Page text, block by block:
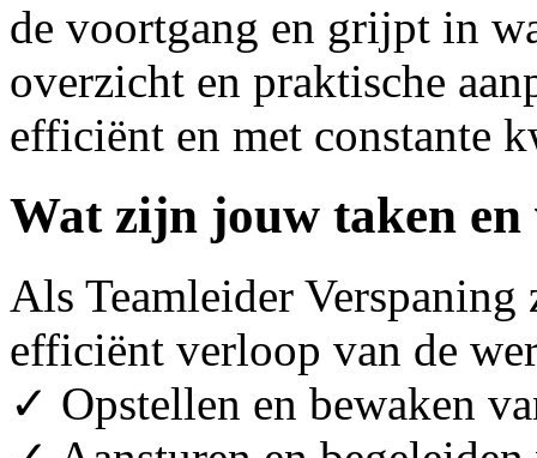
de voortgang en grijpt in
overzicht en praktische
efficiënt en met constante
Wat zijn jouw taken
Als Teamleider
efficiënt verloop van de
✓ Opstellen en bewaken